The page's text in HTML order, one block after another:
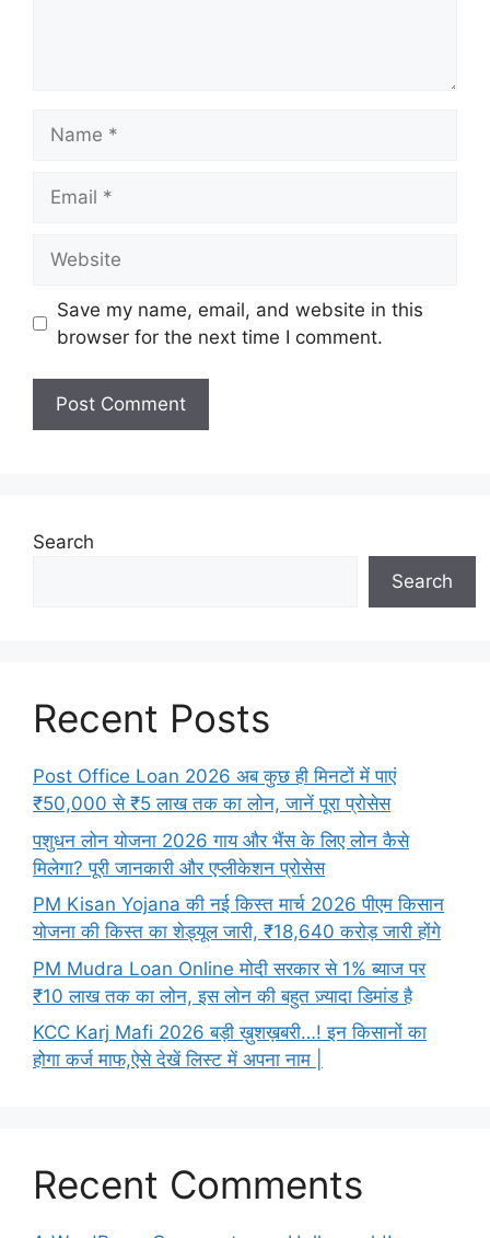
Save my name, email, and website in this
browser for the next time I comment.
Search
Search
Recent Posts
Post Office Loan 2026 अब कुछ ही मिनटों में पाएं
₹50,000 से ₹5 लाख तक का लोन, जानें पूरा प्रोसेस
पशुधन लोन योजना 2026 गाय और भैंस के लिए लोन कैसे
मिलेगा? पूरी जानकारी और एप्लीकेशन प्रोसेस
PM Kisan Yojana की नई किस्त मार्च 2026 पीएम किसान
योजना की किस्त का शेड्यूल जारी, ₹18,640 करोड़ जारी होंगे
PM Mudra Loan Online मोदी सरकार से 1% ब्याज पर
₹10 लाख तक का लोन, इस लोन की बहुत ज़्यादा डिमांड है
KCC Karj Mafi 2026 बड़ी ख़ुशख़बरी…! इन किसानों का
होगा कर्ज माफ,ऐसे देखें लिस्ट में अपना नाम |
Recent Comments